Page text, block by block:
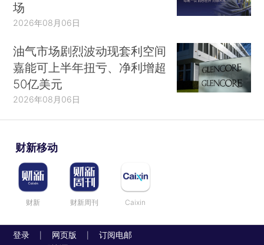
场
2026年08月06日
油气市场剧烈波动现套利空间
嘉能可上半年扭亏、净利增超
50亿美元
2026年08月06日
财新移动
财新 财新周刊 Caixin
登录 网页版 订阅电邮